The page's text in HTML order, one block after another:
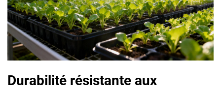
Durabilité résistante aux